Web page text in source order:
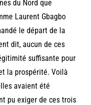
du Nord que
Laurent Gbagbo
le départ de la
dit, aucun de ces
suffisante pour
la prospérité. Voilà
avaient été
pu exiger de ces trois